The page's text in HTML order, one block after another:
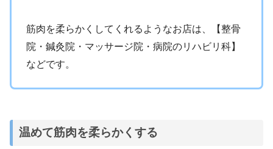
筋肉を柔らかくしてくれるようなお店は、【整骨
院・鍼灸院・マッサージ院・病院のリハビリ科】
などです。
温めて筋肉を柔らかくする